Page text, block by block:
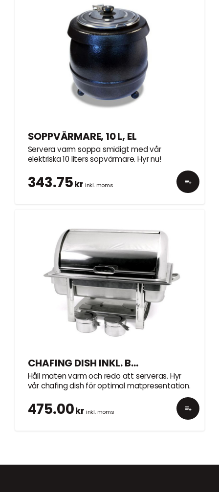
SOPPVÄRMARE, 10 L, EL
Servera varm soppa smidigt med vår
elektriska 10 liters sopvärmare. Hyr nu!
343.75kr inkl. moms
CHAFING DISH INKL. BR. PASTA
Håll maten varm och redo att serveras. Hyr
vår chafing dish för optimal matpresentation.
475.00kr inkl. moms